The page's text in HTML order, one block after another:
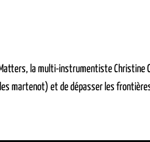
la multi-instrumentiste Christine
martenot) et de dépasser les